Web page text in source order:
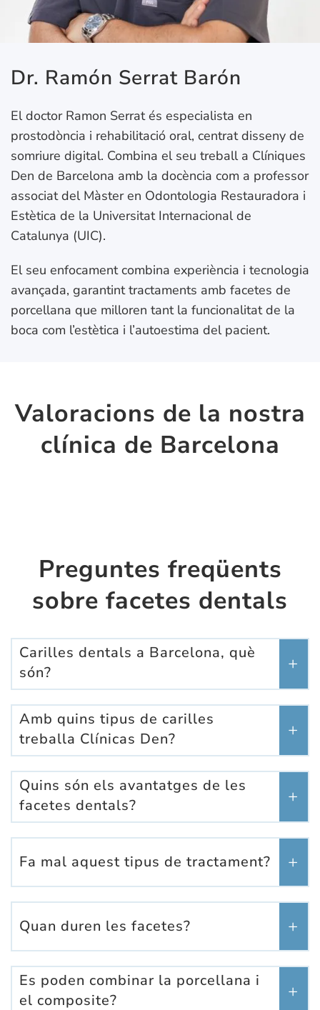
Dr. Ramón Serrat Barón
El doctor Ramon Serrat és especialista en
prostodòncia i rehabilitació oral, centrat disseny de
somriure digital. Combina el seu treball a Clíniques
Den de Barcelona amb la docència com a professor
associat del Màster en Odontologia Restauradora i
Estètica de la Universitat Internacional de
Catalunya (UIC).
El seu enfocament combina experiència i tecnologia
avançada, garantint tractaments amb facetes de
porcellana que milloren tant la funcionalitat de la
boca com l’estètica i l’autoestima del pacient.
Valoracions de la nostra
clínica de Barcelona
Preguntes freqüents
sobre facetes dentals
Carilles dentals a Barcelona, què
són?
Amb quins tipus de carilles
treballa Clínicas Den?
Quins són els avantatges de les
facetes dentals?
Fa mal aquest tipus de tractament?
Quan duren les facetes?
Es poden combinar la porcellana i
el composite?